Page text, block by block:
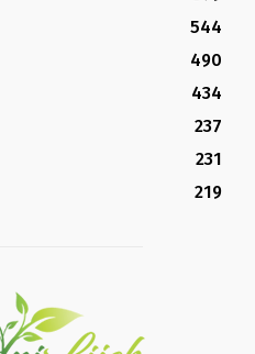
544
490
434
237
231
219